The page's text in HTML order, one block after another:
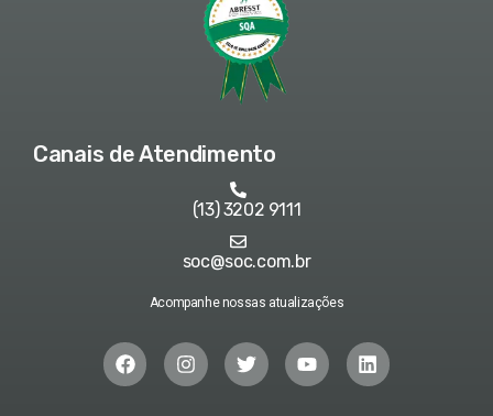
Canais de Atendimento
(13) 3202 9111
soc@soc.com.br
Acompanhe nossas atualizações